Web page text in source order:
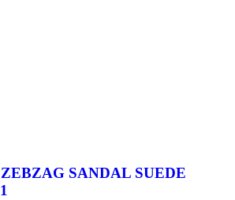
SANDAL SUEDE